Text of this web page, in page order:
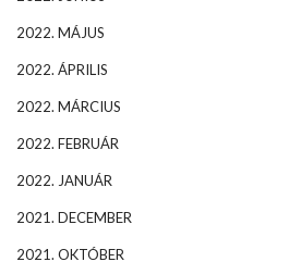
2022. MÁJUS
2022. ÁPRILIS
2022. MÁRCIUS
2022. FEBRUÁR
2022. JANUÁR
2021. DECEMBER
2021. OKTÓBER